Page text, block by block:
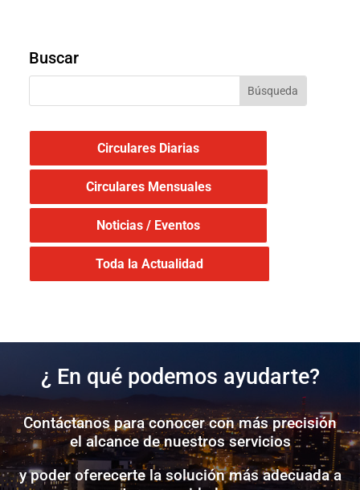
Buscar
Circulares Diarias
Circulares Mensuales
Noticias / Eventos
Toda la Actualidad
¿ En qué podemos ayudarte?
Contáctanos para conocer con más precisión
el alcance de nuestros servicios
y poder oferecerte la solución más adecuada a